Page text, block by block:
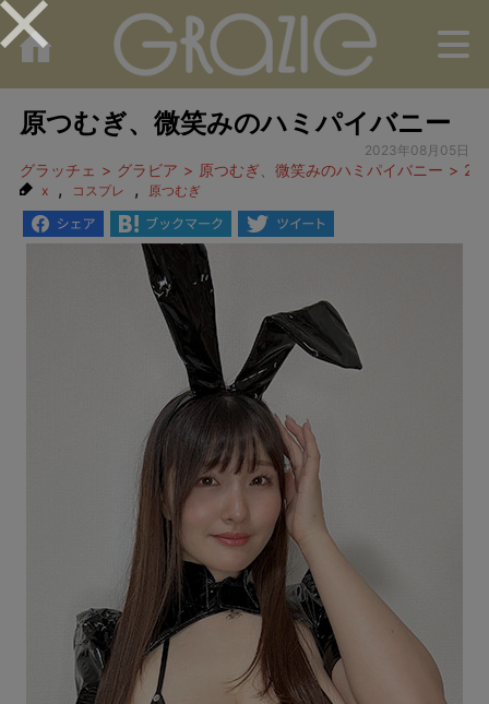
原つむぎ、微笑みのハミパイバニー
2023年08月05日
グラッチェ グラビア 原つむぎ、微笑みのハミパイバニー 2
x , コスプレ , 原つむぎ